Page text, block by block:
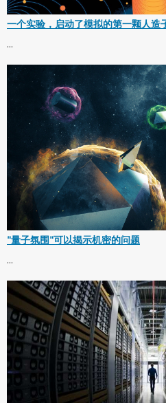
一个实验，启动了模拟的第一颗人造
...
"量子氛围"可以揭示机密的问题
...